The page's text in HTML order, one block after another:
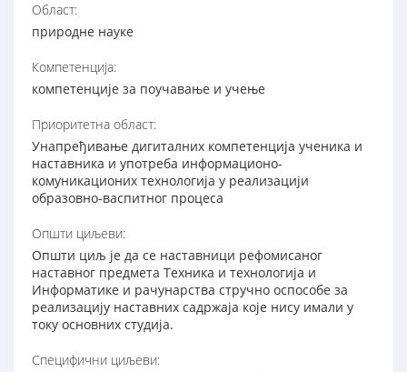
Област:
природне науке
Компетенција:
компетенције за поучавање и учење
Приоритетна област:
Унапређивање дигиталних компетенција ученика и
наставника и употреба информационо-
комуникационих технологија у реализацији
образовно-васпитног процеса
Општи циљеви:
Општи циљ је да се наставници рефомисаног
наставног предмета Техника и технологија и
Информатике и рачунарства стручно оспособе за
реализацију наставних садржаја које нису имали у
току основних студија.
Специфични циљеви: